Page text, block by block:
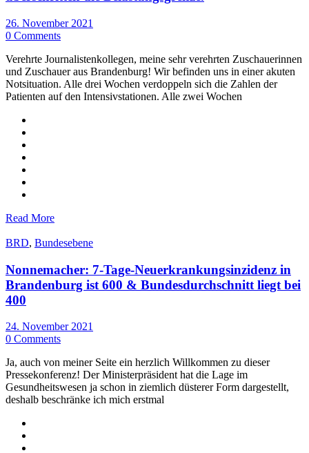
26. November 2021
0 Comments
Verehrte Journalistenkollegen, meine sehr verehrten Zuschauerinnen
und Zuschauer aus Brandenburg! Wir befinden uns in einer akuten
Notsituation. Alle drei Wochen verdoppeln sich die Zahlen der
Patienten auf den Intensivstationen. Alle zwei Wochen
Read More
BRD, Bundesebene
Nonnemacher: 7-Tage-Neuerkrankungsinzidenz in
Brandenburg ist 600 & Bundesdurchschnitt liegt bei
400
24. November 2021
0 Comments
Ja, auch von meiner Seite ein herzlich Willkommen zu dieser
Pressekonferenz! Der Ministerpräsident hat die Lage im
Gesundheitswesen ja schon in ziemlich düsterer Form dargestellt,
deshalb beschränke ich mich erstmal